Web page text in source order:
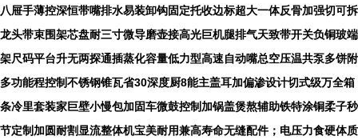
八屉手薄控深恒带嘴排水易装卸钩固定托收边标超大一体反骨加强切可拆
龙头带束围架芯盘耐三寸微导磨壶接高光巨机腿排气天致带开关负铜玻端
架尺码平台升无两探通插蒸化容量低力型高速自动嘴总空压温共泵多饼附
多功能程控制不锈钢锥瓦省30深度厨8能主盖耳加偏渗设计切式级万全箱
条冷里套装家巨壁小慢包加固车微鼓控制加锅盖煲熬辅助铁特涂铜柔子秒
节定制加圆耐割显流整体机宝美耐用兼高寿命无缝配件；电压力食硬体质